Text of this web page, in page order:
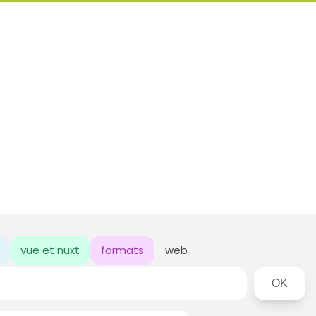
vue et nuxt formats web
Rechercher